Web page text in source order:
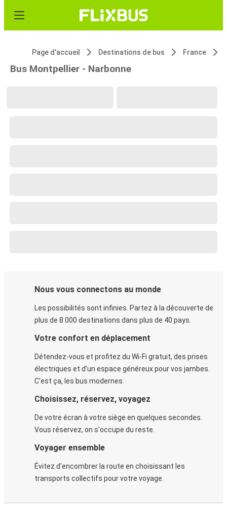
Page d'accueil Destinations de bus France
Bus Montpellier - Narbonne
Nous vous connectons au monde
Les possibilités sont infinies. Partez à la découverte de
plus de 8 000 destinations dans plus de 40 pays.
Votre confort en déplacement
Détendez-vous et profitez du Wi-Fi gratuit, des prises
électriques et d’un espace généreux pour vos jambes.
C'est ça, les bus modernes.
Choisissez, réservez, voyagez
De votre écran à votre siège en quelques secondes.
Vous réservez, on s'occupe du reste.
Voyager ensemble
Évitez d'encombrer la route en choisissant les
transports collectifs pour votre voyage.